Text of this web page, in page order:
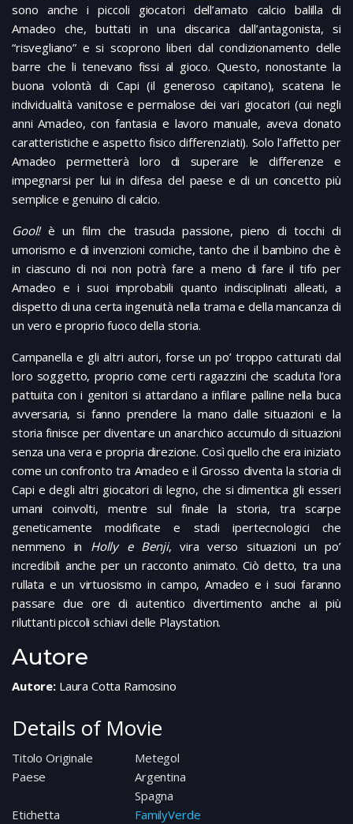
sono anche i piccoli giocatori dell’amato calcio balilla di
Amadeo che, buttati in una discarica dall’antagonista, si
“risvegliano” e si scoprono liberi dal condizionamento delle
barre che li tenevano fissi al gioco. Questo, nonostante la
buona volontà di Capi (il generoso capitano), scatena le
individualità vanitose e permalose dei vari giocatori (cui negli
anni Amadeo, con fantasia e lavoro manuale, aveva donato
caratteristiche e aspetto fisico differenziati). Solo l’affetto per
Amadeo permetterà loro di superare le differenze e
impegnarsi per lui in difesa del paese e di un concetto più
semplice e genuino di calcio.
Gool! è un film che trasuda passione, pieno di tocchi di
umorismo e di invenzioni comiche, tanto che il bambino che è
in ciascuno di noi non potrà fare a meno di fare il tifo per
Amadeo e i suoi improbabili quanto indisciplinati alleati, a
dispetto di una certa ingenuità nella trama e della mancanza di
un vero e proprio fuoco della storia.
Campanella e gli altri autori, forse un po’ troppo catturati dal
loro soggetto, proprio come certi ragazzini che scaduta l’ora
pattuita con i genitori si attardano a infilare palline nella buca
avversaria, si fanno prendere la mano dalle situazioni e la
storia finisce per diventare un anarchico accumulo di situazioni
senza una vera e propria direzione. Così quello che era iniziato
come un confronto tra Amadeo e il Grosso diventa la storia di
Capi e degli altri giocatori di legno, che si dimentica gli esseri
umani coinvolti, mentre sul finale la storia, tra scarpe
geneticamente modificate e stadi ipertecnologici che
nemmeno in Holly e Benji, vira verso situazioni un po’
incredibili anche per un racconto animato. Ciò detto, tra una
rullata e un virtuosismo in campo, Amadeo e i suoi faranno
passare due ore di autentico divertimento anche ai più
riluttanti piccoli schiavi delle Playstation.
Autore
Autore:Laura Cotta Ramosino
Details of Movie
Titolo Originale
Metegol
Paese
Argentina
Spagna
Etichetta
FamilyVerde